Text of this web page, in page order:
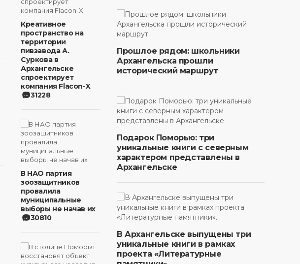
Креативное
пространство на
территории
пивзавода А.
Суркова в
Архангельске
спроектирует
компания Flacon-X
31228
В НАО партия
зоозащитников
провалила
муниципальные
выборы не начав их
30810
Прошлое рядом: школьники
Архангельска прошли
исторический маршрут
Подарок Поморью: три
уникальные книги с северным
характером представлены в
Архангельске
В Архангельске выпущены три
уникальные книги в рамках
проекта «Литературные